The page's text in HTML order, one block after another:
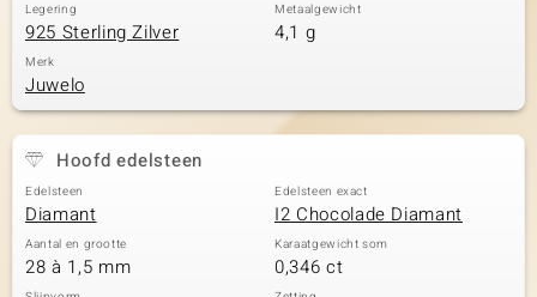
Legering
925 Sterling Zilver
Metaalgewicht
4,1 g
Merk
Juwelo
Hoofd edelsteen
Edelsteen
Diamant
Edelsteen exact
I2 Chocolade Diamant
Aantal en grootte
28 à 1,5 mm
Karaatgewicht som
0,346 ct